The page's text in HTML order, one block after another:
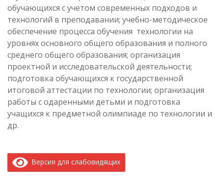
обучающихся с учетом современных подходов и
технологий в преподавании; учебно-методическое
обеспечение процесса обучения технологии на
уровнях основного общего образования и полного
среднего общего образования; организация
проектной и исследовательской деятельности;
подготовка обучающихся к государственной
итоговой аттестации по технологии; организация
работы с одаренными детьми и подготовка
учащихся к предметной олимпиаде по технологии и
др.
Версия для слабовидящих